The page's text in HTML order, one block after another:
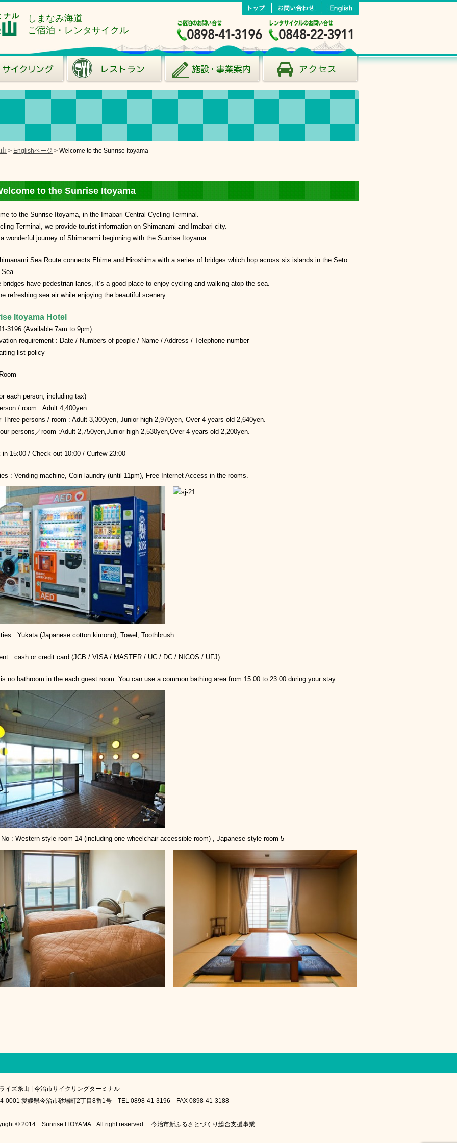
ナル
しまなみ海道
ご宿泊・レンタサイクル
> Englishページ > Welcome to the Sunrise Itoyama
to the Sunrise Itoyama
to the Sunrise Itoyama, in the Imabari Central Cycling Terminal.
Terminal, we provide tourist information on Shimanami and Imabari city.
wonderful journey of Shimanami beginning with the Sunrise Itoyama.
Sea Route connects Ehime and Hiroshima with a series of bridges which hop across six islands in the Seto
bridges have pedestrian lanes, it’s a good place to enjoy cycling and walking atop the sea.
refreshing sea air while enjoying the beautiful scenery.
Itoyama Hotel
3196 (Available 7am to 9pm)
requirement : Date / Numbers of people / Name / Address / Telephone number
list policy
each person, including tax)
/ room : Adult 4,400yen.
Three persons / room : Adult 3,300yen, Junior high 2,970yen, Over 4 years old 2,640yen.
persons／room :Adult 2,750yen,Junior high 2,530yen,Over 4 years old 2,200yen.
in 15:00 / Check out 10:00 / Curfew 23:00
: Vending machine, Coin laundry (until 11pm), Free Internet Access in the rooms.
: Yukata (Japanese cotton kimono), Towel, Toothbrush
: cash or credit card (JCB / VISA / MASTER / UC / DC / NICOS / UFJ)
no bathroom in the each guest room. You can use a common bathing area from 15:00 to 23:00 during your stay.
: Western-style room 14 (including one wheelchair-accessible room) , Japanese-style room 5
イズ糸山 | 今治市サイクリングターミナル
0001 愛媛県今治市砂場町2丁目8番1号 TEL 0898-41-3196 FAX 0898-41-3188
© 2014 Sunrise ITOYAMA All right reserved. 今治市新ふるさとづくり総合支援事業